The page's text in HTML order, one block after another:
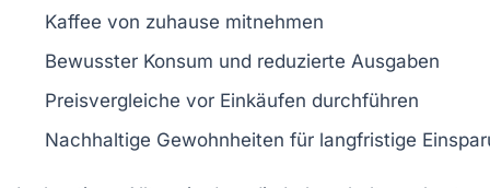
Kaffee von zuhause mitnehmen
Bewusster Konsum und reduzierte Ausgaben
Preisvergleiche vor Einkäufen durchführen
Nachhaltige Gewohnheiten für langfristige